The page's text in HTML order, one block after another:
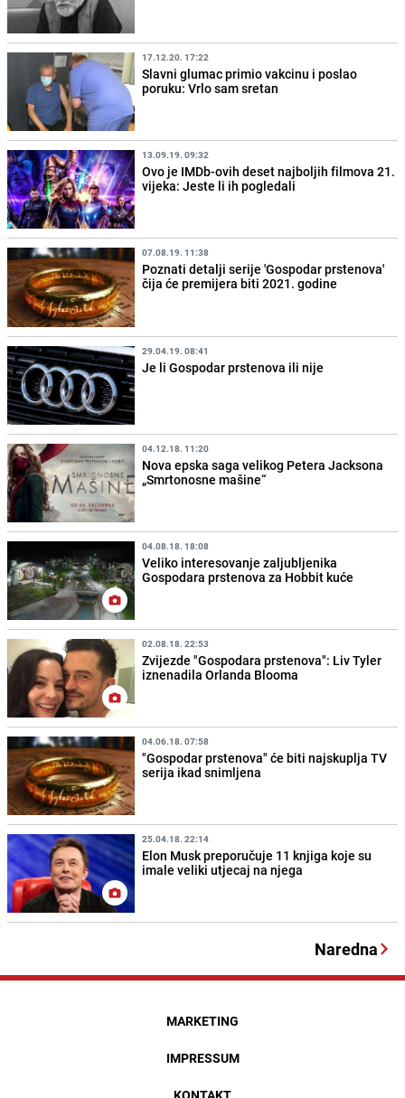
17.12.20. 17:22
Slavni glumac primio vakcinu i poslao
poruku: Vrlo sam sretan
13.09.19. 09:32
Ovo je IMDb-ovih deset najboljih filmova 21.
vijeka: Jeste li ih pogledali
07.08.19. 11:38
Poznati detalji serije 'Gospodar prstenova'
čija će premijera biti 2021. godine
29.04.19. 08:41
Je li Gospodar prstenova ili nije
04.12.18. 11:20
Nova epska saga velikog Petera Jacksona
„Smrtonosne mašine“
04.08.18. 18:08
Veliko interesovanje zaljubljenika
Gospodara prstenova za Hobbit kuće
02.08.18. 22:53
Zvijezde "Gospodara prstenova": Liv Tyler
iznenadila Orlanda Blooma
04.06.18. 07:58
"Gospodar prstenova" će biti najskuplja TV
serija ikad snimljena
25.04.18. 22:14
Elon Musk preporučuje 11 knjiga koje su
imale veliki utjecaj na njega
Naredna
MARKETING
IMPRESSUM